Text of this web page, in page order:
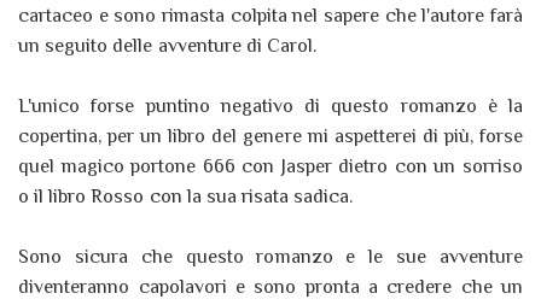
cartaceo e sono rimasta colpita nel sapere che l'autore farà
un seguito delle avventure di Carol.
L'unico forse puntino negativo di questo romanzo è la
copertina, per un libro del genere mi aspetterei di più, forse
quel magico portone 666 con Jasper dietro con un sorriso
o il libro Rosso con la sua risata sadica.
Sono sicura che questo romanzo e le sue avventure
diventeranno capolavori e sono pronta a credere che un